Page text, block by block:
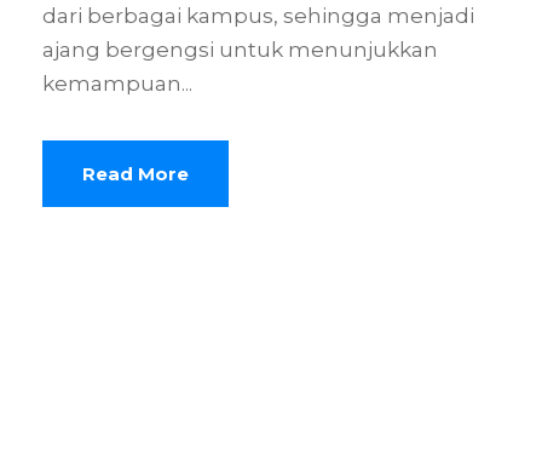
dari berbagai kampus, sehingga menjadi
ajang bergengsi untuk menunjukkan
kemampuan...
Read More